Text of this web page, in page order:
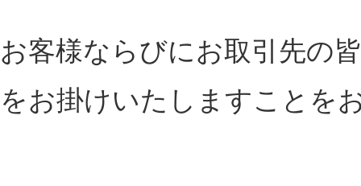
お客様ならびにお取引先の
をお掛けいたしますことを